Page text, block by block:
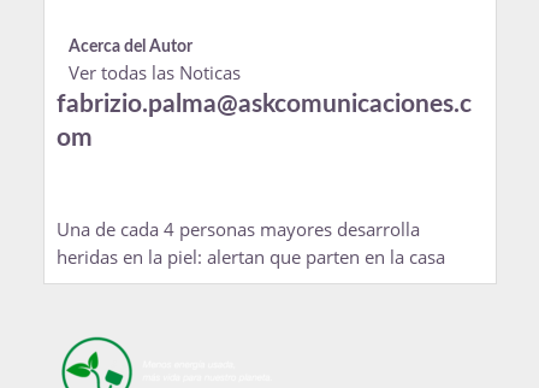
Acerca del Autor
Ver todas las Noticas
fabrizio.palma@askcomunicaciones.c
om
Una de cada 4 personas mayores desarrolla
heridas en la piel: alertan que parten en la casa